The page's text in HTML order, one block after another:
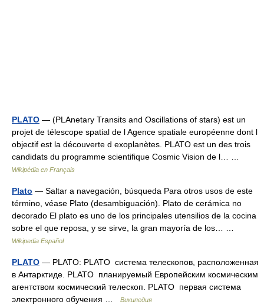
PLATO — (PLAnetary Transits and Oscillations of stars) est un
projet de télescope spatial de l Agence spatiale européenne dont l
objectif est la découverte d exoplanètes. PLATO est un des trois
candidats du programme scientifique Cosmic Vision de l… …
Wikipédia en Français
Plato — Saltar a navegación, búsqueda Para otros usos de este
término, véase Plato (desambiguación). Plato de cerámica no
decorado El plato es uno de los principales utensilios de la cocina
sobre el que reposa, y se sirve, la gran mayoría de los… …
Wikipedia Español
PLATO — PLATO: PLATO система телескопов, расположенная
в Антарктиде. PLATO планируемый Европейским космичеcким
агентством космический телескоп. PLATO первая система
электронного обучения …
Википедия